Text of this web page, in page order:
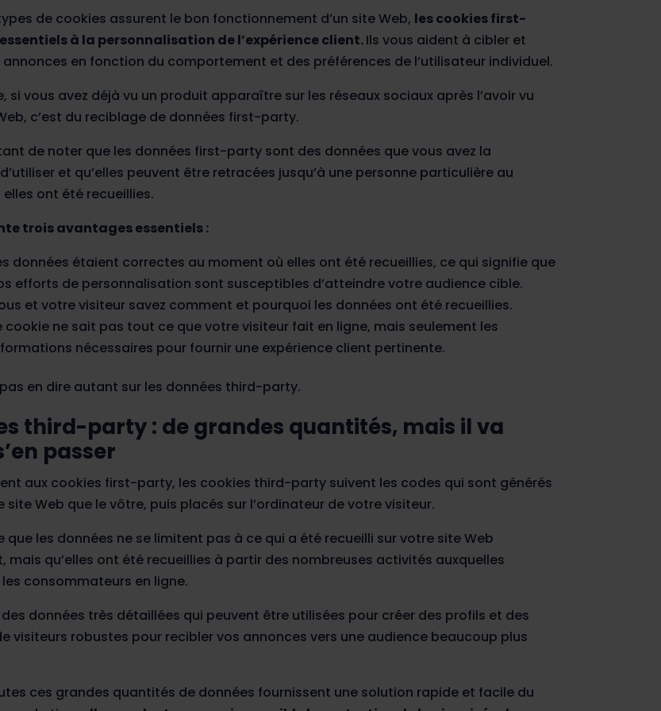
de cookies assurent le bon fonctionnement d’un site Web, les cookies first-
à la personnalisation de l’expérience client.Ils vous aident à cibler et
en fonction du comportement et des préférences de l’utilisateur individuel.
si vous avez déjà vu un produit apparaître sur les réseaux sociaux après l’avoir vu
c’est du reciblage de données first-party.
de noter que les données first-party sont des données que vous avez la
et qu’elles peuvent être retracées jusqu’à une personne particulière au
ont été recueillies.
trois avantages essentiels :
données étaient correctes au moment où elles ont été recueillies, ce qui signifie que
efforts de personnalisation sont susceptibles d’atteindre votre audience cible.
et votre visiteur savez comment et pourquoi les données ont été recueillies.
cookie ne sait pas tout ce que votre visiteur fait en ligne, mais seulement les
nécessaires pour fournir une expérience client pertinente.
en dire autant sur les données third-party.
third-party : de grandes quantités, mais il va
passer
aux cookies first-party, les cookies third-party suivent les codes qui sont générés
site Web que le vôtre, puis placés sur l’ordinateur de votre visiteur.
que les données ne se limitent pas à ce qui a été recueilli sur votre site Web
mais qu’elles ont été recueillies à partir des nombreuses activités auxquelles
les consommateurs en ligne.
des données très détaillées qui peuvent être utilisées pour créer des profils et des
visiteurs robustes pour recibler vos annonces vers une audience beaucoup plus
ces grandes quantités de données fournissent une solution rapide et facile du